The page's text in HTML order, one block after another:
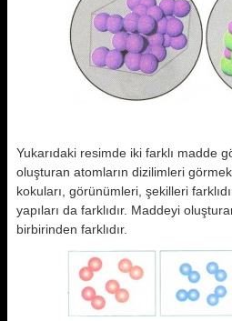
Yukarıdaki resimde iki farklı madde
oluşturan atomların dizilimleri
kokuları, görünümleri, şekilleri
yapıları da farklıdır. Maddeyi
birbirinden farklıdır.